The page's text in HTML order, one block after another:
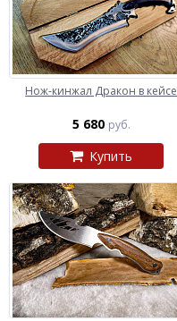
Нож-кинжал Дракон в кейсе
5 680 руб.
Купить